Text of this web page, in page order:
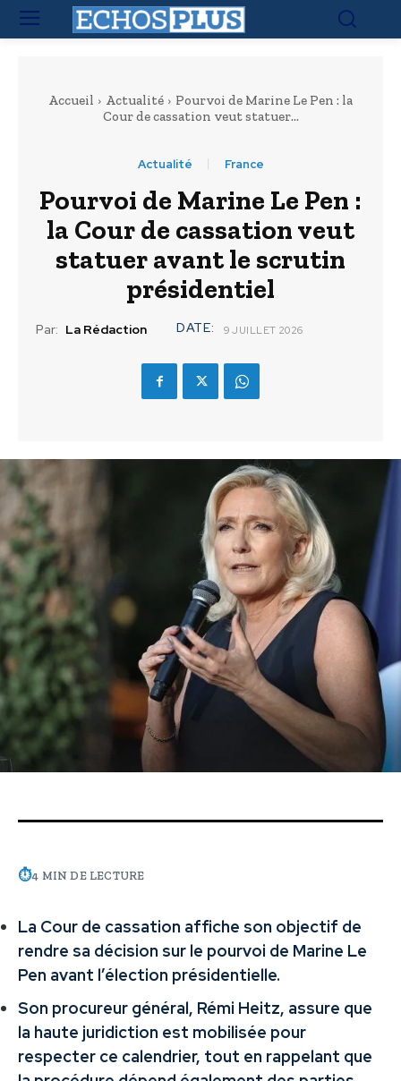
Accueil Actualité
Pourvoi de Marine Le Pen : la
Cour de cassation veut statuer...
Actualité France
Pourvoi de Marine Le Pen :
la Cour de cassation veut
statuer avant le scrutin
présidentiel
Par: La Rédaction DATE: 9 JUILLET 2026
⏱4 MIN DE LECTURE
La Cour de cassation affiche son objectif de
rendre sa décision sur le pourvoi de Marine Le
Pen avant l’élection présidentielle.
Son procureur général, Rémi Heitz, assure que
la haute juridiction est mobilisée pour
respecter ce calendrier, tout en rappelant que